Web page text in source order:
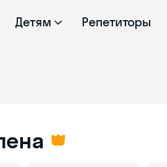
Детям Репетиторы